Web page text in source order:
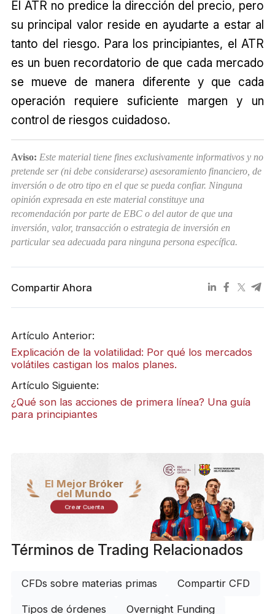
El ATR no predice la dirección del precio, pero
su principal valor reside en ayudarte a estar al
tanto del riesgo. Para los principiantes, el ATR
es un buen recordatorio de que cada mercado
se mueve de manera diferente y que cada
operación requiere suficiente margen y un
control de riesgos cuidadoso.
Aviso: Este material tiene fines exclusivamente informativos y no
pretende ser (ni debe considerarse) asesoramiento financiero, de
inversión o de otro tipo en el que se pueda confiar. Ninguna
opinión expresada en este material constituye una
recomendación por parte de EBC o del autor de que una
inversión, valor, transacción o estrategia de inversión en
particular sea adecuada para ninguna persona específica.
Compartir Ahora
Artículo Anterior:
Explicación de la volatilidad: Por qué los mercados
volátiles castigan los malos planes.
Artículo Siguiente:
¿Qué son las acciones de primera línea? Una guía
para principiantes
El Mejor Bróker
del Mundo
Crear Cuenta
Términos de Trading Relacionados
CFDs sobre materias primas Compartir CFD
Tipos de órdenes Overnight Funding